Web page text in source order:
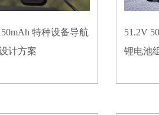
特种设备导航
计方案
51.2V
锂电池